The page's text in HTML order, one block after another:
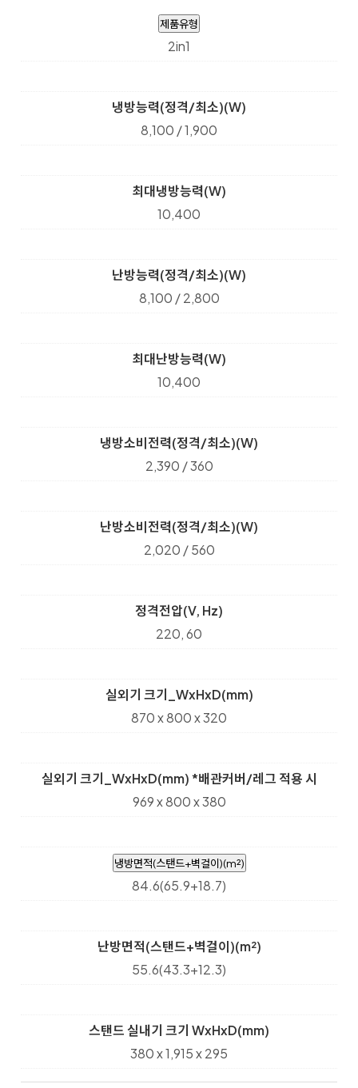
제품유형
2in1
냉방능력(정격/최소)(W)
8,100 / 1,900
최대냉방능력(W)
10,400
난방능력(정격/최소)(W)
8,100 / 2,800
최대난방능력(W)
10,400
냉방소비전력(정격/최소)(W)
2,390 / 360
난방소비전력(정격/최소)(W)
2,020 / 560
정격전압(V, Hz)
220, 60
실외기 크기_WxHxD(mm)
870 x 800 x 320
실외기 크기_WxHxD(mm) *배관커버/레그 적용 시
969 x 800 x 380
냉방면적(스탠드+벽걸이)(m²)
84.6(65.9+18.7)
난방면적(스탠드+벽걸이)(m²)
55.6(43.3+12.3)
스탠드 실내기 크기 WxHxD(mm)
380 x 1,915 x 295